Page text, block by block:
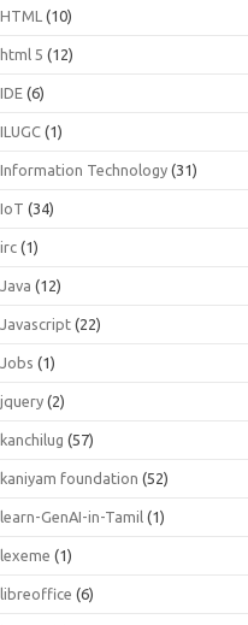
HTML (10)
html 5 (12)
IDE (6)
ILUGC (1)
Information Technology (31)
IoT (34)
irc (1)
Java (12)
Javascript (22)
Jobs (1)
jquery (2)
kanchilug (57)
kaniyam foundation (52)
learn-GenAI-in-Tamil (1)
lexeme (1)
libreoffice (6)